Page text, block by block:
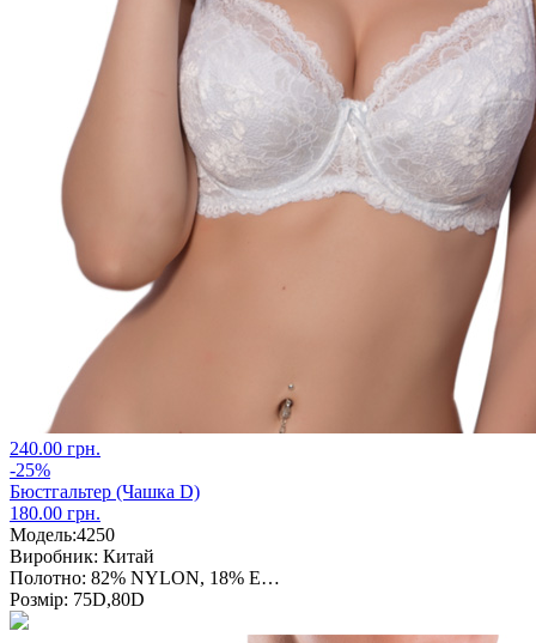
240.00 грн.
-25%
Бюстгальтер (Чашка D)
180.00 грн.
Модель:4250
Виробник: Китай
Полотно: 82% NYLON, 18% E…
Розмір: 75D,80D